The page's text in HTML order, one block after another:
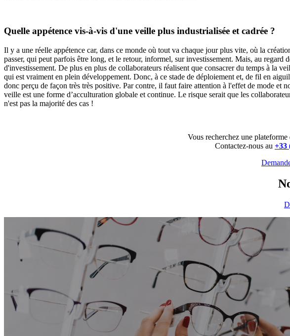
Quelle appétence vis-à-vis d'une veille plus industrialisée et cadrée ?
Il y a une réelle appétence car, dans ce monde où tout va chaque jour plus vite, où la
passer, qui peut parfois être long, et le retour, informel, sur investissement. Mais, au regard
d'investissement. De plus en plus de collaborateurs réalisent que consacrer du temps à la
qui est vraiment en plein développement. Donc, à ce stade de déploiement et, de fil en
donc perçu de façon très très positive. Par contre, il faut faire attention à l'effet de mode
veille est une forme d’acculturation globale et continue. Le risque serait que les
n'est pas la majorité des cas !
Vous recherchez une
Contactez-nous au +33